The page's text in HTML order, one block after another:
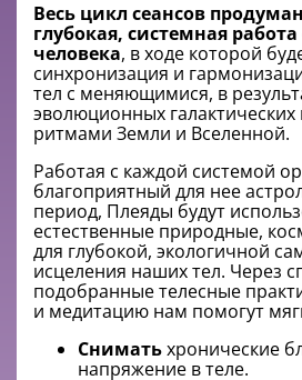
Весь цикл сеансов
глубокая, системная
человека, в ходе которой
синхронизация и
тел с меняющимися, в
эволюционных галактических
ритмами Земли и Вселенной.
Работая с каждой системой
благоприятный для нее
период, Плеяды будут
естественные природные,
для глубокой, экологичной
исцеления наших тел. Через
подобранные телесные
и медитацию нам помогут
Сниматьхронические
напряжение в теле.